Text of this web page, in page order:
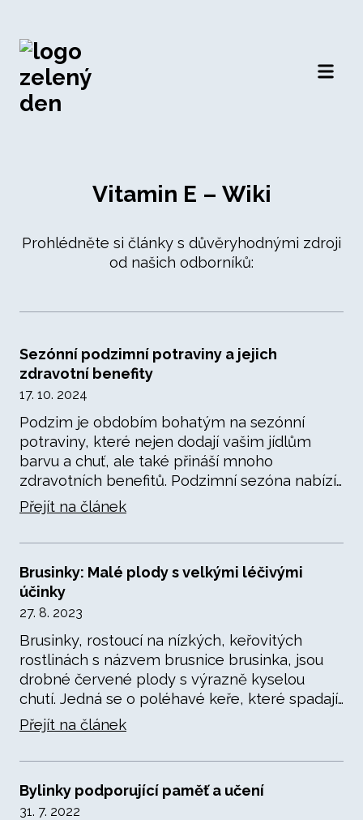
Vitamin E – Wiki
Prohlédněte si články s důvěryhodnými zdroji
od našich odborníků:
Sezónní podzimní potraviny a jejich
zdravotní benefity
17. 10. 2024
Podzim je obdobím bohatým na sezónní
potraviny, které nejen dodají vašim jídlům
barvu a chuť, ale také přináší mnoho
zdravotních benefitů. Podzimní sezóna nabízí…
Přejít na článek
Brusinky: Malé plody s velkými léčivými
účinky
27. 8. 2023
Brusinky, rostoucí na nízkých, keřovitých
rostlinách s názvem brusnice brusinka, jsou
drobné červené plody s výrazně kyselou
chutí. Jedná se o poléhavé keře, které spadají…
Přejít na článek
Bylinky podporující paměť a učení
31. 7. 2022